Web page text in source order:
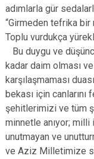
adımlarla gür
“Girmeden tefrika
Toplu vurdukça
Bu duygu ve
kadar daim olması
karşılaşmaması
bekası için
şehitlerimizi ve tüm
minnetle anıyor; milli
unutmayan ve
ve Aziz Milletimize